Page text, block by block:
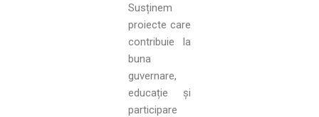
Susținem
proiecte care
contribuie la
buna
guvernare,
educație și
participare